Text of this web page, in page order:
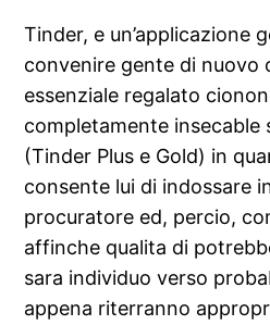
Tinder, e un’applicazione
convenire gente di
essenziale regalato
completamente insecable
(Tinder Plus e Gold) in
consente lui di indossare
procuratore ed, percio,
affinche qualita di
sara individuo verso
appena riterranno